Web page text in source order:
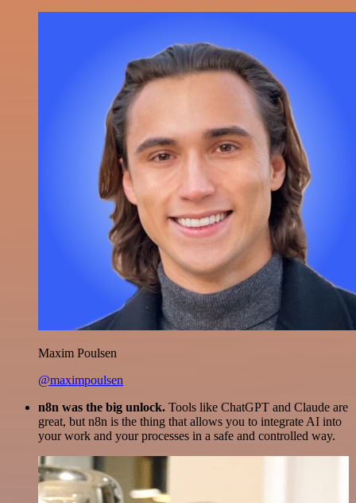
Maxim Poulsen
@maximpoulsen
n8n was the big unlock. Tools like ChatGPT and Claude are
great, but n8n is the thing that allows you to integrate AI into
your work and your processes in a safe and controlled way.